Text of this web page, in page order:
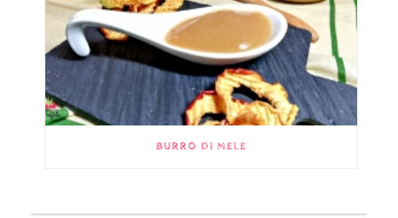
BURRO DI MELE